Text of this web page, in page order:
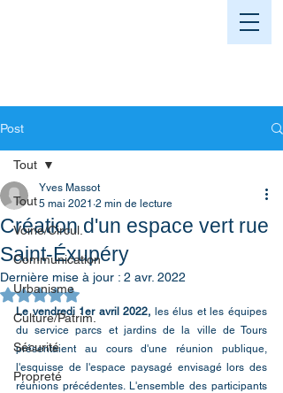
Post
Tout
Voirie/Circul.
Communication
Urbanisme
Culture/Patrim.
Sécurité
Propreté
Tout
Création d'un espace vert rue
Saint-Éxupéry
Yves Massot
5 mai 2021 2 min de lecture
Dernière mise à jour : 2 avr. 2022
Noté NaN étoiles sur 5.
Le vendredi 1er avril 2022, les élus et les équipes
du service parcs et jardins de la ville de Tours
présentaient au cours d'une réunion publique,
l'esquisse de l'espace paysagé envisagé lors des
réunions précédentes. L'ensemble des participants